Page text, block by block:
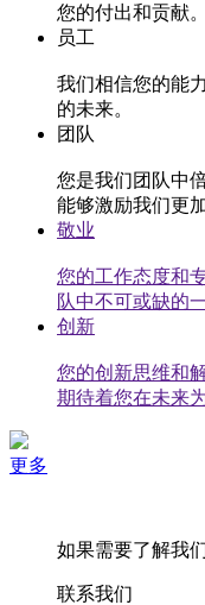
您的付出和贡献。
员工
我们相信您的能
的未来。
团队
您是我们团队中
能够激励我们更
敬业
您的工作态度和
队中不可或缺的一
创新
您的创新思维和
期待着您在未来
更多
如果需要了解我
联系我们